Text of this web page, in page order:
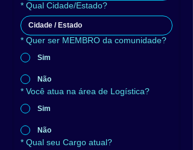
* Qual Cidade/Estado?
* Quer ser MEMBRO da comunidade?
Sim
Não
* Você atua na área de Logística?
Sim
Não
* Qual seu Cargo atual?